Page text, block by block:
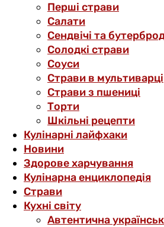
Перші страви
Салати
Сендвічі та
Солодкі страви
Соуси
Страви в мультиварці
Страви з пшениці
Торти
Шкільні рецепти
Кулінарні лайфхаки
Новини
Здорове харчування
Кулінарна енциклопедія
Страви
Кухні світу
Автентична